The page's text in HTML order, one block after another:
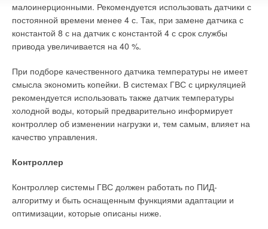
малоинерционными. Рекомендуется использовать датчики с
постоянной времени менее 4 с. Так, при замене датчика с
константой 8 с на датчик с константой 4 с срок службы
привода увеличивается на 40 %.
При подборе качественного датчика температуры не имеет
смысла экономить копейки. В системах ГВС с циркуляцией
рекомендуется использовать также датчик температуры
холодной воды, который предварительно информирует
контроллер об изменении нагрузки и, тем самым, влияет на
качество управления.
Контроллер
Контроллер системы ГВС должен работать по ПИД-
алгоритму и быть оснащенным функциями адаптации и
оптимизации, которые описаны ниже.